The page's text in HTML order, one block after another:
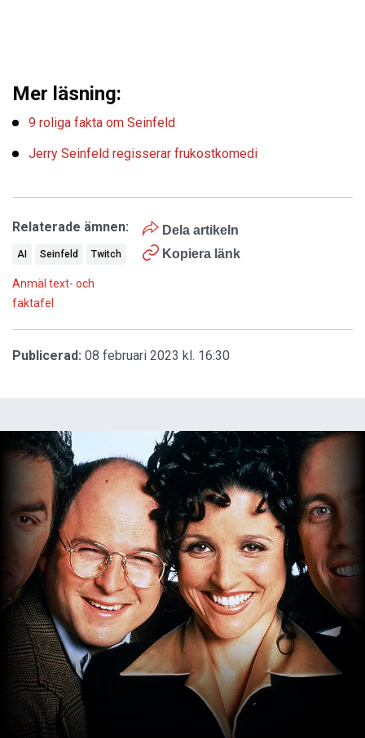
Mer läsning:
9 roliga fakta om Seinfeld
Jerry Seinfeld regisserar frukostkomedi
Dela artikeln
Kopiera länk
Relaterade ämnen:
AI Seinfeld Twitch
Anmäl text- och
faktafel
Publicerad: 08 februari 2023 kl. 16:30